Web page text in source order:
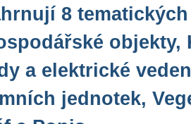
8
objekty,
a elektrické
jednotek,